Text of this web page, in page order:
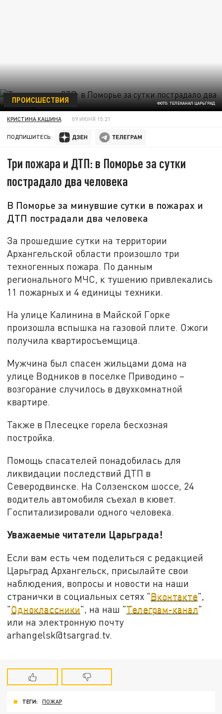
ФОТО: ТЕЛЕКАНАЛ ЦАРЬГРАД
ПРОИСШЕСТВИЯ
КРИСТИНА КАШИНА 09 ИЮНЯ 15:21
ПОДПИШИТЕСЬ:
Три пожара и ДТП: в Поморье за сутки
пострадало два человека
В Поморье за минувшие сутки в пожарах и
ДТП пострадали два человека
За прошедшие сутки на территории
Архангельской области произошло три
техногенных пожара. По данным
регионального МЧС, к тушению привлекались
11 пожарных и 4 единицы техники.
На улице Калинина в Майской Горке
произошла вспышка на газовой плите. Ожоги
получила квартиросъемщица.
Мужчина был спасен жильцами дома на
улице Водников в поселке Приводино –
возгорание случилось в двухкомнатной
квартире.
Также в Плесецке горела бесхозная
постройка.
Помощь спасателей понадобилась для
ликвидации последствий ДТП в
Северодвинске. На Солзенском шоссе, 24
водитель автомобиля съехал в кювет.
Госпитализировали одного человека.
Уважаемые читатели Царьграда!
Если вам есть чем поделиться с редакцией
Царьград Архангельск, присылайте свои
наблюдения, вопросы и новости на наши
странички в социальных сетях "Вконтакте",
"Одноклассники", на наш "Телеграм-канал"
или на электронную почту
arhangelsk@tsargrad.tv.
ТЕГИ: ПОЖАР